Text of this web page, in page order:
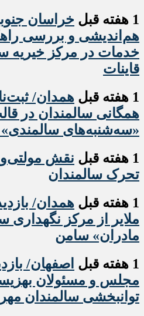
1 هفته قبل
خراسان
هم‌اندیشی و بررسی
خدمات در مرکز خیریه
قاینات
1 هفته قبل
همدان/
همگانی سالمندان در
«سه‌شنبه‌های سالمندی»
1 هفته قبل
نقش
تحرک سالمندان
1 هفته قبل
همدان/
ملایر از مرکز نگهداری
مادران» سامن
1 هفته قبل
اصفهان/
مجلس و مسئولان
توانبخشی سالمندان